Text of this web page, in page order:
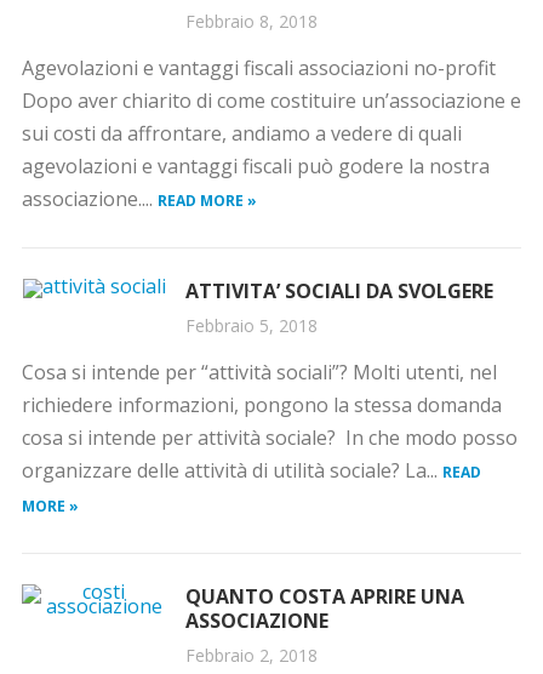
Febbraio 8, 2018
Agevolazioni e vantaggi fiscali associazioni no-profit
Dopo aver chiarito di come costituire un’associazione e
sui costi da affrontare, andiamo a vedere di quali
agevolazioni e vantaggi fiscali può godere la nostra
associazione.... READ MORE »
ATTIVITA’ SOCIALI DA SVOLGERE
Febbraio 5, 2018
Cosa si intende per “attività sociali”? Molti utenti, nel
richiedere informazioni, pongono la stessa domanda
cosa si intende per attività sociale? In che modo posso
organizzare delle attività di utilità sociale? La... READ
MORE »
QUANTO COSTA APRIRE UNA
ASSOCIAZIONE
Febbraio 2, 2018